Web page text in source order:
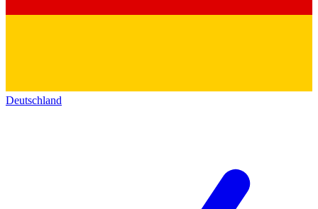
Deutschland